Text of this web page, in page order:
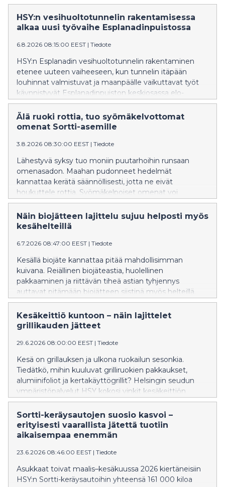
HSY:n vesihuoltotunnelin rakentamisessa
alkaa uusi työvaihe Esplanadinpuistossa
6.8.2026 08:15:00 EEST | Tiedote
HSY:n Esplanadin vesihuoltotunnelin rakentaminen
etenee uuteen vaiheeseen, kun tunnelin itäpään
louhinnat valmistuvat ja maanpäälle vaikuttavat työt
käynnistyvät Esplanadinpuiston keskiosassa elo-
syyskuussa 2026.
Älä ruoki rottia, tuo syömäkelvottomat
omenat Sortti-asemille
3.8.2026 08:30:00 EEST | Tiedote
Lähestyvä syksy tuo moniin puutarhoihin runsaan
omenasadon. Maahan pudonneet hedelmät
kannattaa kerätä säännöllisesti, jotta ne eivät
houkuttele rottia. Syömäkelpoiset omenat voi
hyödyntää itse tai antaa eteenpäin, ja suuremmat
määrät huonokuntoisia omenoita voi tuoda HSY:n
Sortti-asemille.
Näin biojätteen lajittelu sujuu helposti myös
kesähelteillä
6.7.2026 08:47:00 EEST | Tiedote
Kesällä biojäte kannattaa pitää mahdollisimman
kuivana. Reiällinen biojäteastia, huolellinen
pakkaaminen ja riittävän tiheä astian tyhjennys
auttavat pitämään biojätteen siistinä myös helteillä.
Helsingin seudun ympäristöpalvelut HSY vinkkaa
helpot niksit biojätteen sujuvaan lajitteluun, joiden
avulla hajut ja kutsumattomat kesävieraat pysyvät
Kesäkeittiö kuntoon – näin lajittelet
grillikauden jätteet
29.6.2026 08:00:00 EEST | Tiedote
Kesä on grillauksen ja ulkona ruokailun sesonkia.
Tiedätkö, mihin kuuluvat grilliruokien pakkaukset,
alumiinifoliot ja kertakäyttögrillit? Helsingin seudun
ympäristöpalvelut HSY kokosi vinkit kesäkeittiön
yleisimpiin lajittelutilanteisiin.
Sortti-keräysautojen suosio kasvoi –
erityisesti vaarallista jätettä tuotiin
aikaisempaa enemmän
23.6.2026 08:46:00 EEST | Tiedote
Asukkaat toivat maalis–kesäkuussa 2026 kiertäneisiin
HSY:n Sortti-keräysautoihin yhteensä 161 000 kiloa